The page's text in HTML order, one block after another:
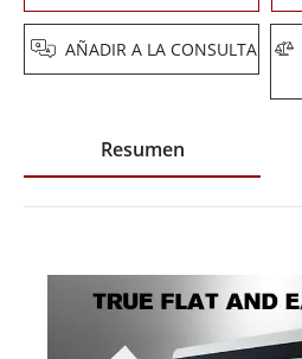
AÑADIR A LA CONSULTA
Resumen